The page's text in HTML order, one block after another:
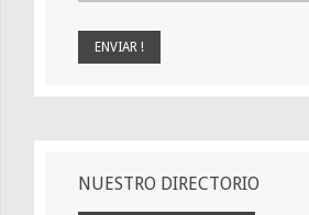
NUESTRO DIRECTORIO